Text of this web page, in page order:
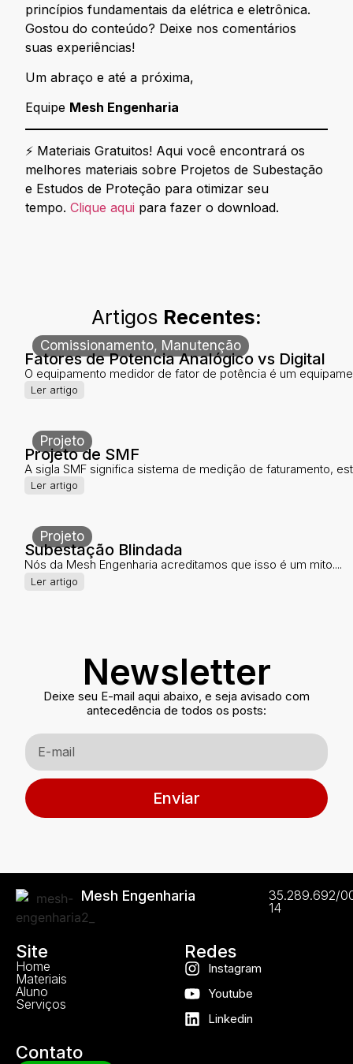
princípios fundamentais da elétrica e eletrônica.
Gostou do conteúdo? Deixe nos comentários
suas experiências!
Um abraço e até a próxima,
Equipe Mesh Engenharia
⚡ Materiais Gratuitos! Aqui você encontrará os
melhores materiais sobre Projetos de Subestação
e Estudos de Proteção para otimizar seu
tempo.Clique aqui para fazer o download.
Artigos Recentes:
Comissionamento, Manutenção
Fatores de Potencia Analógico vs Digital
O equipamento medidor de fator de potência é um
Ler artigo
Projeto
Projeto de SMF
A sigla SMF significa sistema de medição de faturamento,
Ler artigo
Projeto
Subestação Blindada
Nós da Mesh Engenharia acreditamos que isso é um mito....
Ler artigo
Newsletter
Deixe seu E-mail aqui abaixo, e seja avisado com
antecedência de todos os posts:
Enviar
Mesh Engenharia
35.289.692/
14
Site
Home
Materiais
Aluno
Serviços
Redes
Instagram
Youtube
Linkedin
Contato